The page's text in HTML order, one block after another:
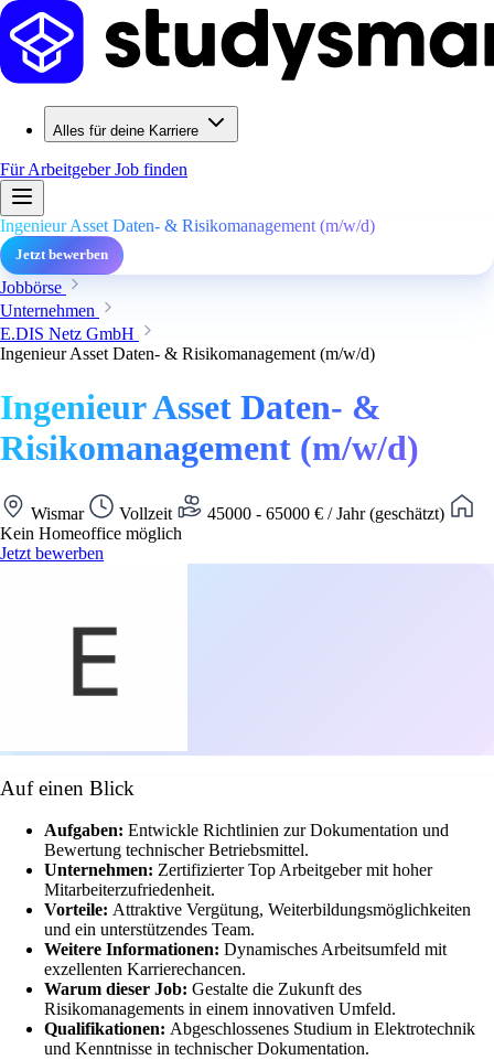
Alles für deine Karriere
Für ArbeitgeberJob finden
Ingenieur Asset Daten- & Risikomanagement (m/w/d)
Jetzt bewerben
Jobbörse
Unternehmen
E.DIS Netz GmbH
Ingenieur Asset Daten- & Risikomanagement (m/w/d)
Ingenieur Asset Daten- &
Risikomanagement (m/w/d)
Wismar Vollzeit
45000 - 65000 € / Jahr (geschätzt)
Kein Homeoffice möglich
Jetzt bewerben
Auf einen Blick
Aufgaben: Entwickle Richtlinien zur Dokumentation und
Bewertung technischer Betriebsmittel.
Unternehmen: Zertifizierter Top Arbeitgeber mit hoher
Mitarbeiterzufriedenheit.
Vorteile: Attraktive Vergütung, Weiterbildungsmöglichkeiten
und ein unterstützendes Team.
Weitere Informationen: Dynamisches Arbeitsumfeld mit
exzellenten Karrierechancen.
Warum dieser Job: Gestalte die Zukunft des
Risikomanagements in einem innovativen Umfeld.
Qualifikationen: Abgeschlossenes Studium in Elektrotechnik
und Kenntnisse in technischer Dokumentation.